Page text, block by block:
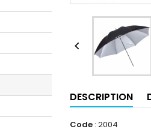

DESCRIPTION
Code : 2004